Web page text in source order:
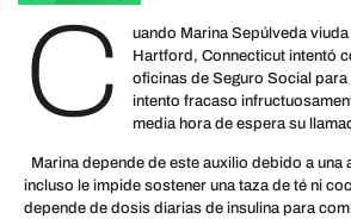
C
uando Marina Sepúlveda
Hartford, Connecticut intentó
oficinas de Seguro Social
intento fracaso
media hora de espera su
Marina depende de este auxilio debido a una
incluso le impide sostener una taza de té ni
depende de dosis diarias de insulina para